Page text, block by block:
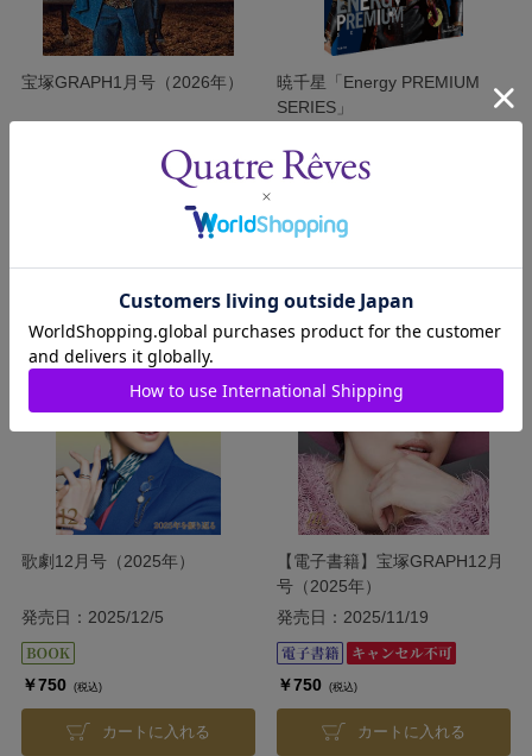
宝塚GRAPH1月号（2026年）
暁千星「Energy PREMIUM
SERIES」
歌劇12月号（2025年）
発売日：2025/12/5
￥750 (税込)
カートに入れる
【電子書籍】宝塚GRAPH12月
号（2025年）
発売日：2025/11/19
￥750 (税込)
カートに入れる